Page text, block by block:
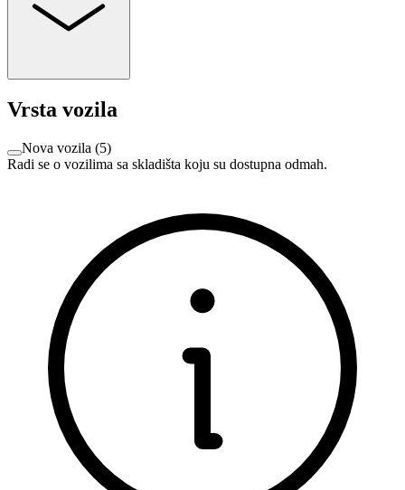
Vrsta vozila
Nova vozila (5)
Radi se o vozilima sa skladišta koju su dostupna odmah.